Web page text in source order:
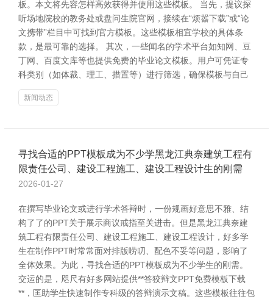
板。本文将先容怎样高效获得并使用这些模板。 当先，提议探
听场地院校的教务处或盘问生院官网，接续在“烦嚣下载”或“论
文携带”栏目中可找到官方模板。这些模板相宜学校的具体条
款，是最可靠的选择。 其次，一些闻名的学术平台如知网、豆
丁网、百度文库等也提供免费的毕业论文模板。用户可凭证专
科类别（如体裁、理工、措置等）进行筛选，确保模板与自己
新闻动态
寻找合适的PPT模板成为不少学黑龙江典奈建筑工程有
限责任公司、建设工程施工、建设工程设计生的刚需
2026-01-27
在撰写毕业论文或进行学术答辩时，一份规画好意思不雅、结
构了了的PPT关于展示商议戒指至关进击。但是黑龙江典奈建
筑工程有限责任公司、建设工程施工、建设工程设计，好多学
生在制作PPT时常常面对排版唠叨、配色不妥等问题，影响了
全体效果。为此，寻找合适的PPT模板成为不少学生的刚需。
交运的是，咫尺有好多网站提供**答狡辩文PPT免费模板下载
**，匡助学生快速制作专科级的答辩演示文稿。这些模板往往包